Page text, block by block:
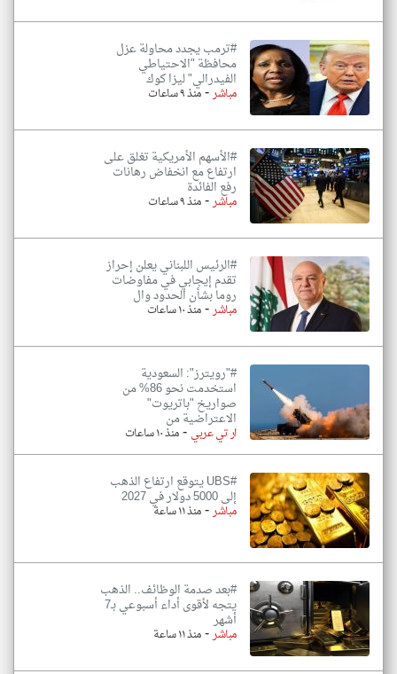
#ترمب يجدد محاولة عزل
محافظة "الاحتياطي
الفيدرالي" ليزا كوك
مباشر-منذ ٩ ساعات
#الأسهم الأمريكية تغلق على
ارتفاع مع انخفاض رهانات
رفع الفائدة
مباشر-منذ ٩ ساعات
#الرئيس اللبناني يعلن إحراز
تقدم إيجابي في مفاوضات
روما بشأن الحدود وال
مباشر-منذ ١٠ ساعات
#"رويترز": السعودية
استخدمت نحو 86% من
صواريخ "باتريوت"
الاعتراضية من
ار تي عربي-منذ ١٠ ساعات
#UBS يتوقع ارتفاع الذهب
إلى 5000 دولار في 2027
مباشر-منذ ١١ ساعة
#بعد صدمة الوظائف.. الذهب
يتجه لأقوى أداء أسبوعي بـ7
أشهر
مباشر-منذ ١١ ساعة